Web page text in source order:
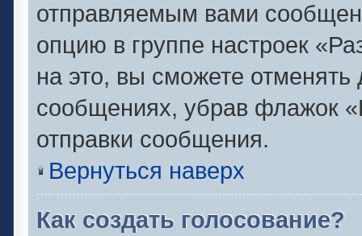
отправляемым вами
опцию в группе настроек
на это, вы сможете
сообщениях, убрав флажок
отправки сообщения.
Вернуться наверх
Как создать голосование?